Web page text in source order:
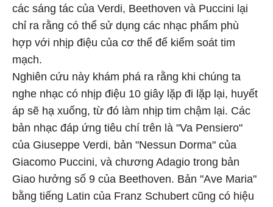
các sáng tác của Verdi, Beethoven và Puccini lại
chỉ ra rằng có thể sử dụng các nhạc phẩm phù
hợp với nhịp điệu của cơ thể để kiểm soát tim
mạch.
Nghiên cứu này khám phá ra rằng khi chúng ta
nghe nhạc có nhịp điệu 10 giây lặp đi lặp lại, huyết
áp sẽ hạ xuống, từ đó làm nhịp tim chậm lại. Các
bản nhạc đáp ứng tiêu chí trên là "Va Pensiero"
của Giuseppe Verdi, bản "Nessun Dorma" của
Giacomo Puccini, và chương Adagio trong bản
Giao hưởng số 9 của Beethoven. Bản "Ave Maria"
bằng tiếng Latin của Franz Schubert cũng có hiệu